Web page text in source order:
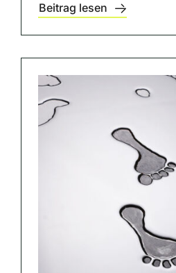
Beitrag lesen